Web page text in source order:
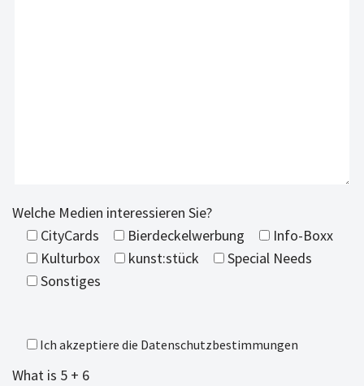
Welche Medien interessieren Sie?
CityCards
Bierdeckelwerbung
Info-Boxx
Kulturbox
kunst:stück
Special Needs
Sonstiges
Ich akzeptiere die Datenschutzbestimmungen
What is 5 + 6